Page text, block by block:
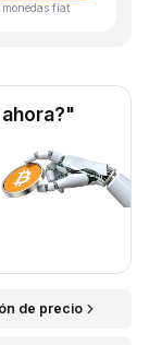
monedas fiat
de precio